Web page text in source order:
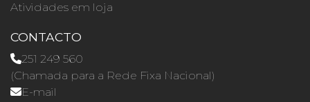
Atividades em loja
CONTACTO
251 249 560
(Chamada para a Rede Fixa Nacional)
E-mail